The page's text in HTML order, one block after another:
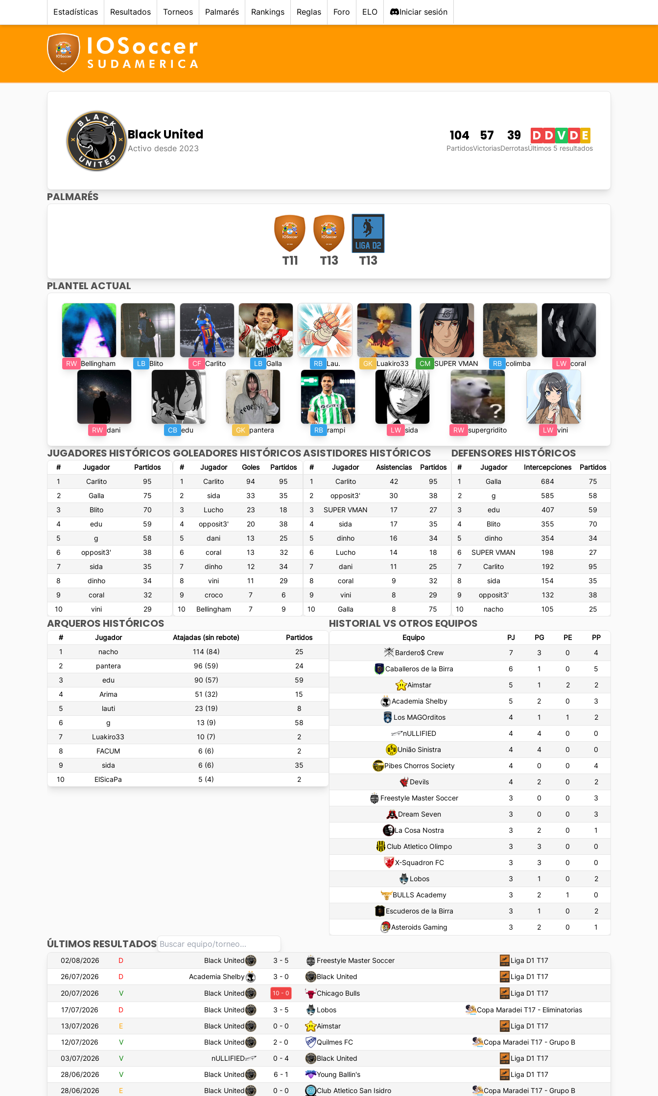
Estadísticas Resultados Torneos Palmarés Rankings Reglas Foro ELO Iniciar sesión
Black United
Activo desde 2023
104
Partidos
57
Victorias
39
Derrotas
D D V D E
Últimos 5 resultados
PALMARÉS
T11 T13 T13
PLANTEL ACTUAL
RW Bellingham LB Blito CF Carlito LB Galla RB Lau. GK Luakiro33 CM SUPER VMAN RB colimba LW coral
RW dani CB edu GK pantera RB rampi LW sida RW supergridito LW vini
JUGADORES HISTÓRICOS
# Jugador
Partidos
1
Carlito
95
2
Galla
75
3
Blito
70
4
edu
59
5
g
58
6
opposit3'
38
7
sida
35
8
dinho
34
9
coral
32
10
vini 29
GOLEADORES HISTÓRICOS
# Jugador Goles
Partidos
1
Carlito 94
95
2
sida 33
35
3
Lucho 23
18
4
opposit3' 20
38
5
dani 13
25
6
coral 13
32
7
dinho 12
34
8
vini 11
29
9
croco 7
6
10
Bellingham 7 9
ASISTIDORES HISTÓRICOS
# Jugador Asistencias
Partidos
1
Carlito 42
95
2
opposit3' 30
38
3
SUPER VMAN 17
27
4
sida 17
35
5
dinho 16
34
6
Lucho 14
18
7
dani 11
25
8
coral 9
32
9
vini 8
29
10
Galla 8 75
DEFENSORES HISTÓRICOS
# Jugador Intercepciones
Partidos
1
Galla 684
75
2
g 585
58
3
edu 407
59
4
Blito 355
70
5
dinho 354
34
6
SUPER VMAN 198
27
7
Carlito 192
95
8
sida 154
35
9
opposit3' 132
38
10
nacho 105 25
ARQUEROS HISTÓRICOS
# Jugador Atajadas (sin rebote)
Partidos
1
nacho 114(84)
25
2
pantera 96 (59)
24
3
edu 90 (57)
59
4
Arima 51 (32)
15
5
lauti 23 (19)
8
6
g 13 (9)
58
7
Luakiro33 10 (7)
2
8
FACUM 6 (6)
2
9
sida 6 (6)
35
10
ElSicaPa 5 (4) 2
HISTORIAL VS OTROS EQUIPOS
Equipo PJ PG PE
PP
Bardero$ Crew
7 3 0
4
Caballeros de la Birra
6 1 0
5
Aimstar
5 1 2
2
Academia Shelby
5 2 0
3
Los MAGOrditos
4 1 1
2
nULLIFIED
4 4 0
0
União Sinistra
4 4 0
0
Pibes Chorros Society
4 0 0
4
Devils
4 2 0
2
Freestyle Master Soccer
3 0 0
3
Dream Seven
3 0 0
3
La Cosa Nostra
3 2 0
1
Club Atletico Olimpo
3 3 0
0
X-Squadron FC
3 3 0
0
Lobos
3 1 0
2
BULLS Academy
3 2 1
0
Escuderos de la Birra
3 1 0
2
Asteroids Gaming
3 2 0 1
ÚLTIMOS RESULTADOS
02/08/2026 D Black United 3 - 5 Freestyle Master Soccer
Liga D1 T17
26/07/2026
D Academia Shelby 3 - 0 Black United
Liga D1 T17
20/07/2026
V Black United 10 - 0 Chicago Bulls
Liga D1 T17
17/07/2026
D Black United 3 - 5 Lobos
Copa Maradei T17 - Eliminatorias
13/07/2026
E Black United 0 - 0 Aimstar
Liga D1 T17
12/07/2026
V Black United 2 - 0 Quilmes FC
Copa Maradei T17 - Grupo B
03/07/2026
V nULLIFIED 0 - 4 Black United
Liga D1 T17
28/06/2026
V Black United 6 - 1 Young Ballin's
Liga D1 T17
28/06/2026
E Black United 0 - 0 Club Atletico San Isidro Copa Maradei T17 - Grupo B